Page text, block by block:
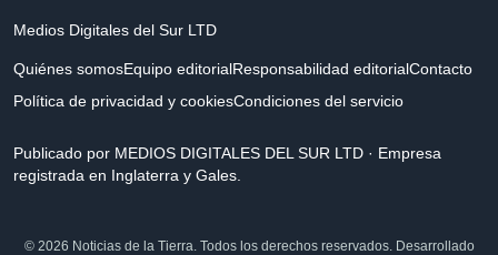
Medios Digitales del Sur LTD
Quiénes somosEquipo editorialResponsabilidad editorialContacto
Política de privacidad y cookiesCondiciones del servicio
Publicado por MEDIOS DIGITALES DEL SUR LTD · Empresa
registrada en Inglaterra y Gales.
© 2026 Noticias de la Tierra. Todos los derechos reservados. Desarrollado